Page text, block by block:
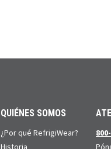
QUIÉNES SOMOS
¿Por qué RefrigiWear?
Historia